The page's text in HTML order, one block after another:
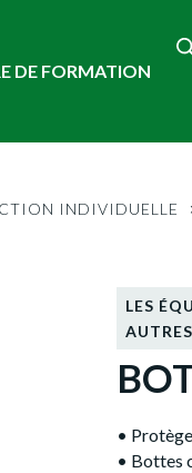
DE FORMATION
INDIVIDUELLE
LES
•
• Bottes